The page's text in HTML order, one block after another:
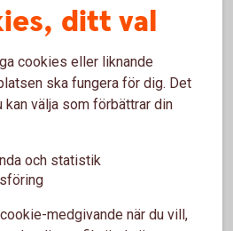
baserade
Swedbank och
och tjänsteleverantörer för att
meddelanden är korrekt
ditt val
cookies eller liknande
ska fungera för dig. Det
välja som förbättrar din
och statistik
medgivande när du vill,